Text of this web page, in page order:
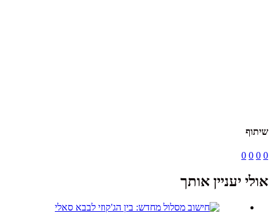
שיתוף
0
0
0
0
אולי יעניין אותך